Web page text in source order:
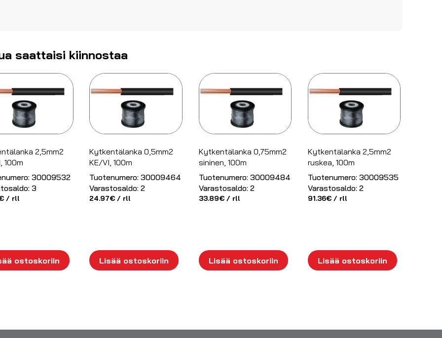
saattaisi kiinnostaa
2,5mm2
100m
30009532
3
/ rll
ostoskoriin
Kytkentälanka 0,5mm2
KE/VI, 100m
Tuotenumero: 30009464
Varastosaldo: 2
24.97€ / rll
Lisää ostoskoriin
Kytkentälanka 0,75mm2
sininen, 100m
Tuotenumero: 30009484
Varastosaldo: 2
33.89€/ rll
Lisää ostoskoriin
Kytkentälanka 2,5mm2
ruskea, 100m
Tuotenumero: 30009535
Varastosaldo: 2
91.36€/ rll
Lisää ostoskoriin